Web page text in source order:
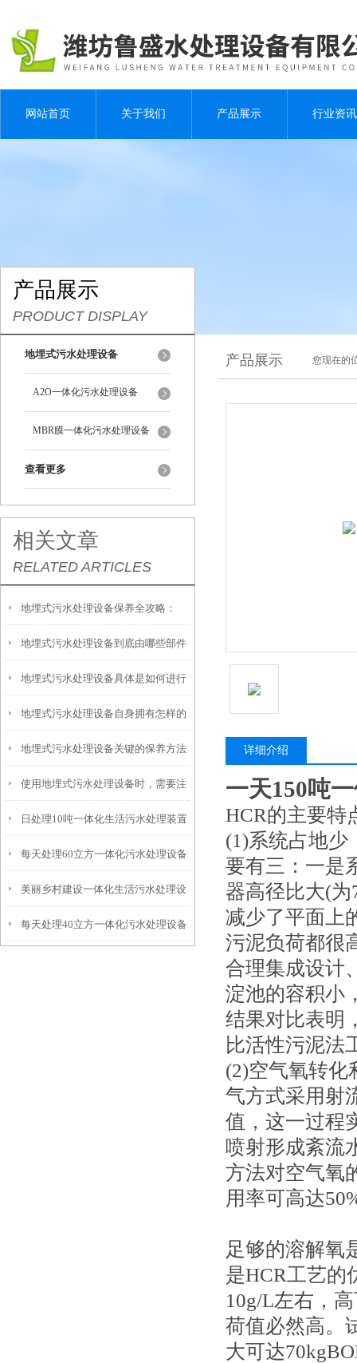
网站首页 关于我们 产品展示 行业资讯
产品展示
PRODUCT DISPLAY
地埋式污水处理设备
A2O一体化污水处理设备
MBR膜一体化污水处理设备
查看更多
相关文章
RELATED ARTICLES
地埋式污水处理设备保养全攻略：
让“地下卫士”持续高效运转
地埋式污水处理设备到底由哪些部件
撑起？核心结构一文拆解
地埋式污水处理设备具体是如何进行
安装的呢？
地埋式污水处理设备自身拥有怎样的
特点呢？
地埋式污水处理设备关键的保养方法
使用地埋式污水处理设备时，需要注
意以下事项
日处理10吨一体化生活污水处理装置
每天处理60立方一体化污水处理设备
美丽乡村建设一体化生活污水处理设
备
每天处理40立方一体化污水处理设备
产品展示 您现在的
详细介绍
一天150吨
HCR的主要特
(1)系统占地少
要有三：一是
器高径比大(
减少了平面上
污泥负荷都很
合理集成设计
淀池的容积小
结果对比表明
比活性污泥法
(2)空气氧转化
气方式采用射
值，这一过程
喷射形成紊流
方法对空气氧
用率可高达
足够的溶解氧
是HCR工艺的
10g/L左右，
荷值必然高。
大可达